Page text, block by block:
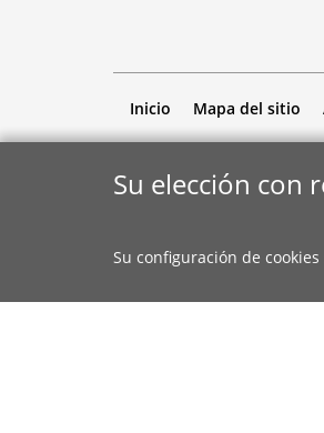
Inicio Mapa del sitio
Su elección con
Su configuración de